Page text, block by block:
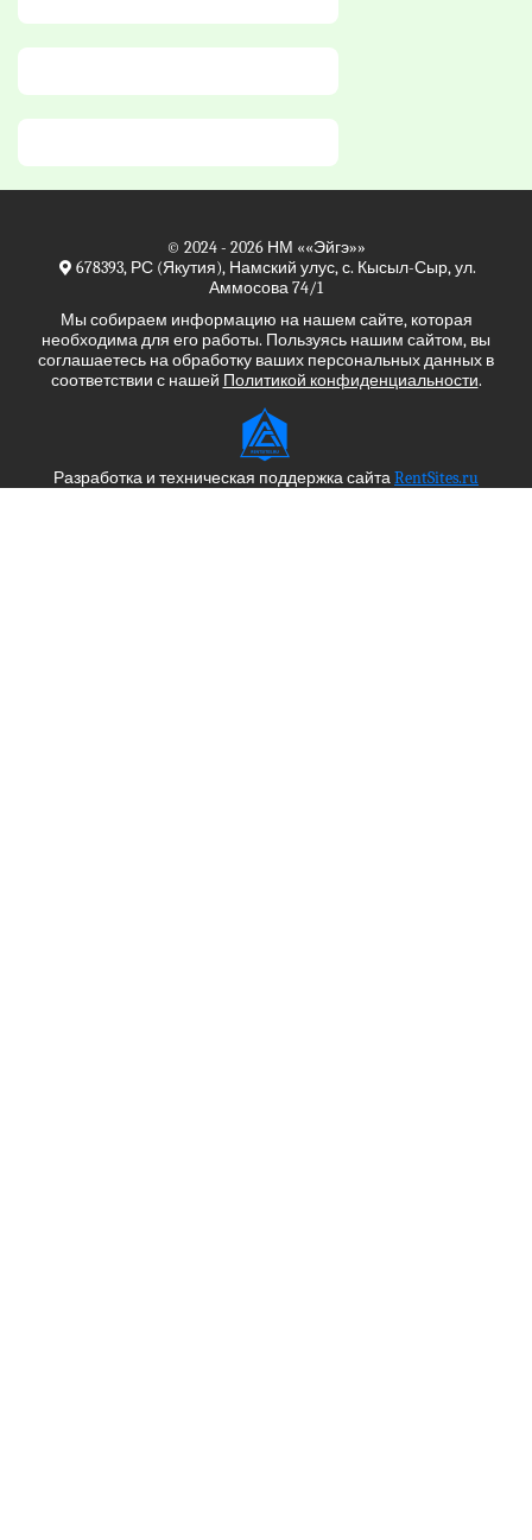
© 2024 - 2026 НМ ««Эйгэ»»
678393, РС (Якутия), Намский улус, с. Кысыл-Сыр, ул.
Аммосова 74/1
Мы собираем информацию на нашем сайте, которая
необходима для его работы. Пользуясь нашим сайтом, вы
соглашаетесь на обработку ваших персональных данных в
соответствии с нашей Политикой конфиденциальности.
Разработка и техническая поддержка сайтаRentSites.ru